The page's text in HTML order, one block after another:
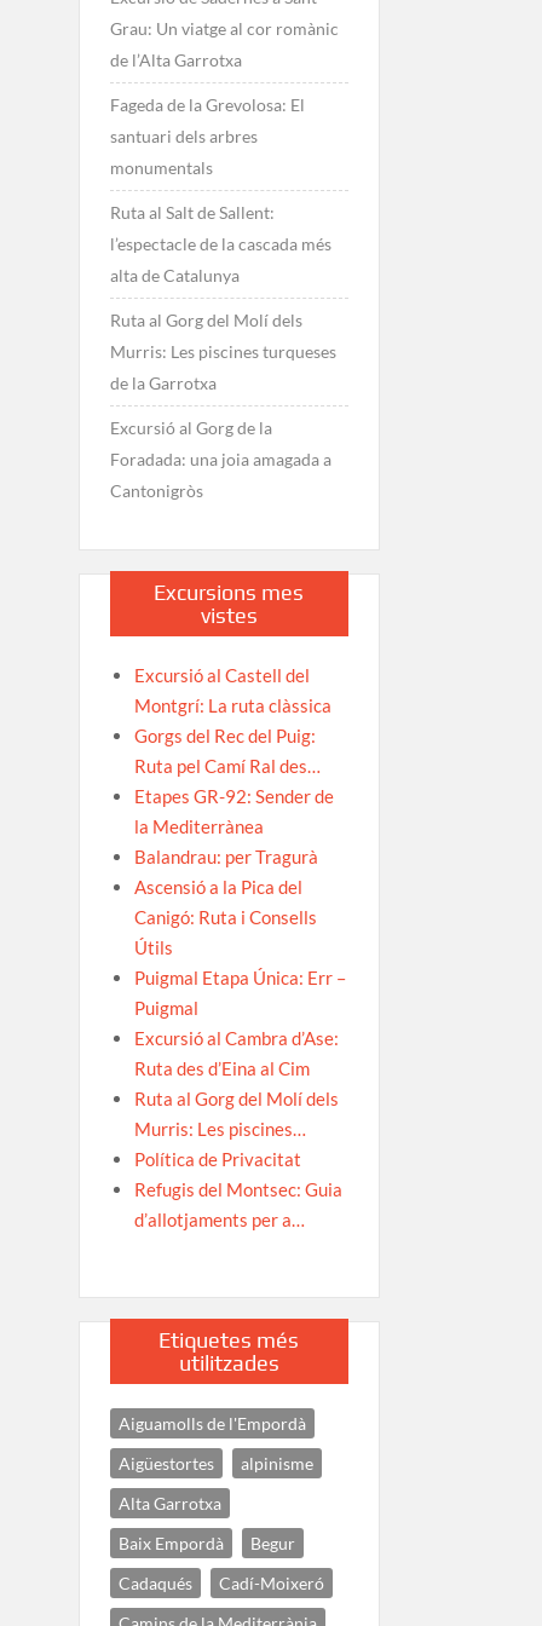
Grau: Un viatge al cor romànic
de l’Alta Garrotxa
Fageda de la Grevolosa: El
santuari dels arbres
monumentals
Ruta al Salt de Sallent:
l’espectacle de la cascada més
alta de Catalunya
Ruta al Gorg del Molí dels
Murris: Les piscines turqueses
de la Garrotxa
Excursió al Gorg de la
Foradada: una joia amagada a
Cantonigròs
Excursions mes
vistes
Excursió al Castell del
Montgrí: La ruta clàssica
Gorgs del Rec del Puig:
Ruta pel Camí Ral des…
Etapes GR-92: Sender de
la Mediterrànea
Balandrau: per Tragurà
Ascensió a la Pica del
Canigó: Ruta i Consells
Útils
Puigmal Etapa Única: Err –
Puigmal
Excursió al Cambra d’Ase:
Ruta des d’Eina al Cim
Ruta al Gorg del Molí dels
Murris: Les piscines…
Política de Privacitat
Refugis del Montsec: Guia
d’allotjaments per a…
Etiquetes més
utilitzades
Aiguamolls de l'Empordà
Aigüestortes
alpinisme
Alta Garrotxa
Baix Empordà
Begur
Cadaqués
Cadí-Moixeró